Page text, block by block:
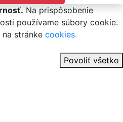
Na prispôsobenie
používame súbory cookie.
stránke cookies.
Povoliť všetko